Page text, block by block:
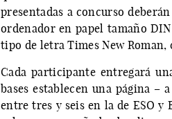
presentadas a concurso
ordenador en papel tamaño
tipo de letra Times New Roman,
Cada participante entregará
bases establecen una página –
entre tres y seis en la de ESO y